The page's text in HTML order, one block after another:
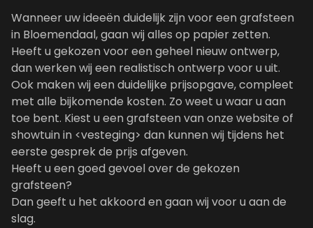
Wanneer uw ideeën duidelijk zijn voor een grafsteen
in Bloemendaal, gaan wij alles op papier zetten.
Heeft u gekozen voor een geheel nieuw ontwerp,
dan werken wij een realistisch ontwerp voor u uit.
Ook maken wij een duidelijke prijsopgave, compleet
met alle bijkomende kosten. Zo weet u waar u aan
toe bent. Kiest u een grafsteen van onze website of
showtuin in <vesteging> dan kunnen wij tijdens het
eerste gesprek de prijs afgeven.
Heeft u een goed gevoel over de gekozen
grafsteen?
Dan geeft u het akkoord en gaan wij voor u aan de
slag.